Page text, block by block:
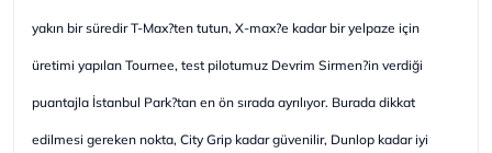
yakın bir süredir T-Max?ten tutun, X-max?e kadar bir yelpaze için
üretimi yapılan Tournee, test pilotumuz Devrim Sirmen?in verdiği
puantajla İstanbul Park?tan en ön sırada ayrılıyor. Burada dikkat
edilmesi gereken nokta, City Grip kadar güvenilir, Dunlop kadar iyi